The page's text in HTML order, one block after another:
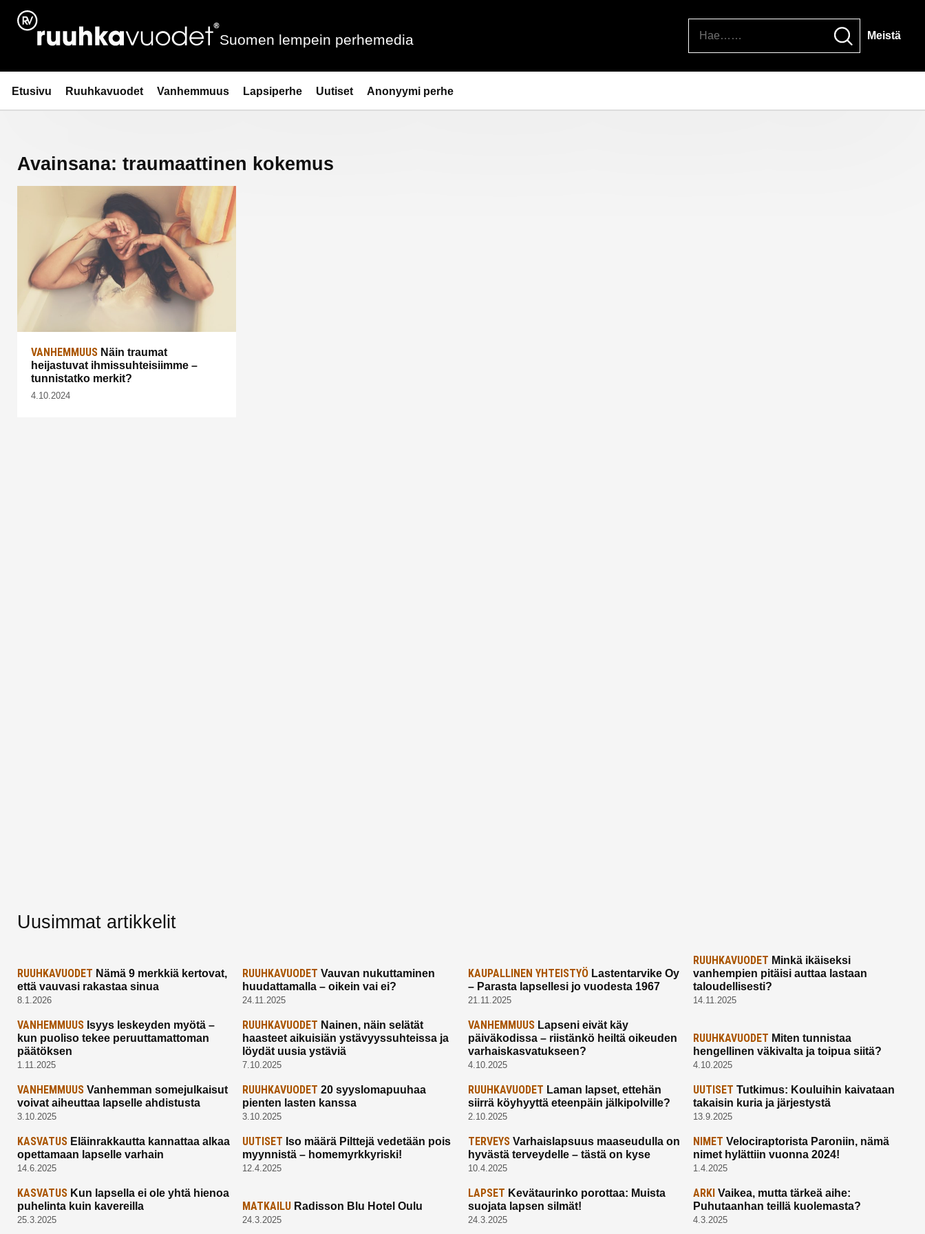
Siirry
sisältöön
Ruuhkavuodet.fi
Suomen lempein perhemedia Meistä
Etusivu Ruuhkavuodet Vanhemmuus Lapsiperhe Uutiset Anonyymi perhe
Avainsana: traumaattinen kokemus
VANHEMMUUS Näin traumat
heijastuvat ihmissuhteisiimme –
tunnistatko merkit?
4.10.2024
Uusimmat artikkelit
RUUHKAVUODET Nämä 9 merkkiä kertovat,
että vauvasi rakastaa sinua
8.1.2026
RUUHKAVUODET Vauvan nukuttaminen
huudattamalla – oikein vai ei?
24.11.2025
KAUPALLINEN YHTEISTYÖLastentarvike Oy
– Parasta lapsellesi jo vuodesta 1967
21.11.2025
RUUHKAVUODET Minkä ikäiseksi
vanhempien pitäisi auttaa lastaan
taloudellisesti?
14.11.2025
VANHEMMUUS Isyys leskeyden myötä –
kun puoliso tekee peruuttamattoman
päätöksen
1.11.2025
RUUHKAVUODET Nainen, näin selätät
haasteet aikuisiän ystävyyssuhteissa ja
löydät uusia ystäviä
7.10.2025
VANHEMMUUSLapseni eivät käy
päiväkodissa – riistänkö heiltä oikeuden
varhaiskasvatukseen?
4.10.2025
RUUHKAVUODET Miten tunnistaa
hengellinen väkivalta ja toipua siitä?
4.10.2025
VANHEMMUUS Vanhemman somejulkaisut
voivat aiheuttaa lapselle ahdistusta
3.10.2025
RUUHKAVUODET 20 syyslomapuuhaa
pienten lasten kanssa
3.10.2025
RUUHKAVUODET Laman lapset, ettehän
siirrä köyhyyttä eteenpäin jälkipolville?
2.10.2025
UUTISET Tutkimus: Kouluihin kaivataan
takaisin kuria ja järjestystä
13.9.2025
KASVATUS Eläinrakkautta kannattaa alkaa
opettamaan lapselle varhain
14.6.2025
UUTISET Iso määrä Pilttejä vedetään pois
myynnistä – homemyrkkyriski!
12.4.2025
TERVEYSVarhaislapsuus maaseudulla on
hyvästä terveydelle – tästä on kyse
10.4.2025
NIMET Velociraptorista Paroniin, nämä
nimet hylättiin vuonna 2024!
1.4.2025
KASVATUS Kun lapsella ei ole yhtä hienoa
puhelinta kuin kavereilla
25.3.2025
MATKAILU Radisson Blu Hotel Oulu
24.3.2025
LAPSET Kevätaurinko porottaa: Muista
suojata lapsen silmät!
24.3.2025
ARKI Vaikea, mutta tärkeä aihe:
Puhutaanhan teillä kuolemasta?
4.3.2025